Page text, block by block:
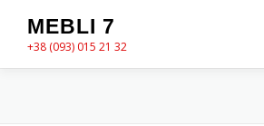
вмісту
MEBLI 7
+38 (093) 015 21 32